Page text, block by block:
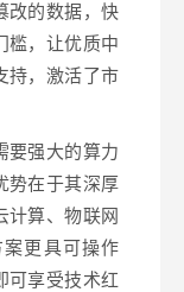
改的数据，快
槛，让优质中
持，激活了市
要强大的算力
势在于其深厚
计算、物联网
更具可操作
可享受技术红